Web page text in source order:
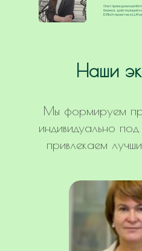
Опыт проведения
бизнеса, действующий
EdTech-проектов и LLM-
Наши
Мы формируем
индивидуально
привлекаем